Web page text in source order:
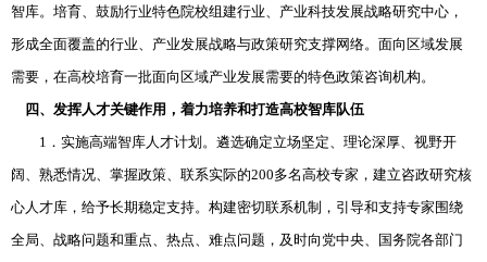
智库。培育、鼓励行业特色院校组建行业、产业科技发展战略研究中心，
形成全面覆盖的行业、产业发展战略与政策研究支撑网络。面向区域发展
需要，在高校培育一批面向区域产业发展需要的特色政策咨询机构。
四、发挥人才关键作用，着力培养和打造高校智库队伍
1．实施高端智库人才计划。遴选确定立场坚定、理论深厚、视野开
阔、熟悉情况、掌握政策、联系实际的200多名高校专家，建立咨政研究核
心人才库，给予长期稳定支持。构建密切联系机制，引导和支持专家围绕
全局、战略问题和重点、热点、难点问题，及时向党中央、国务院各部门